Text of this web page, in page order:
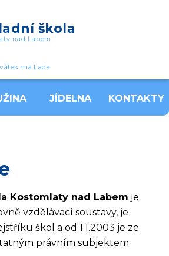
škola
nad Labem
má Lada
JÍDELNA KONTAKTY
Kostomlaty nad Labem je
vzdělávací soustavy, je
škol a od 1.1.2003 je ze
právním subjektem.